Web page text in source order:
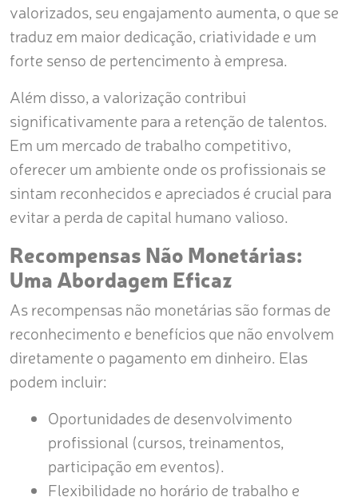
valorizados, seu engajamento aumenta, o que se
traduz em maior dedicação, criatividade e um
forte senso de pertencimento à empresa.
Além disso, a valorização contribui
significativamente para a retenção de talentos.
Em um mercado de trabalho competitivo,
oferecer um ambiente onde os profissionais se
sintam reconhecidos e apreciados é crucial para
evitar a perda de capital humano valioso.
Recompensas Não Monetárias:
Uma Abordagem Eficaz
As recompensas não monetárias são formas de
reconhecimento e benefícios que não envolvem
diretamente o pagamento em dinheiro. Elas
podem incluir:
Oportunidades de desenvolvimento
profissional (cursos, treinamentos,
participação em eventos).
Flexibilidade no horário de trabalho e